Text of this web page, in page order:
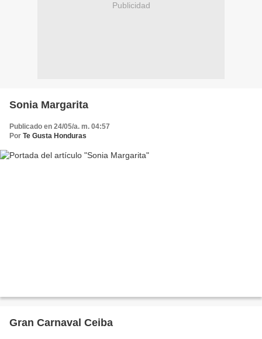
Publicidad
Sonia Margarita
Publicado en 24/05/a. m. 04:57
Por Te Gusta Honduras
Gran Carnaval Ceiba